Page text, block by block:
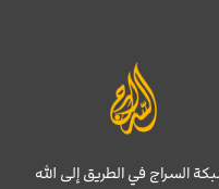
السراج في الطريق إلى الله